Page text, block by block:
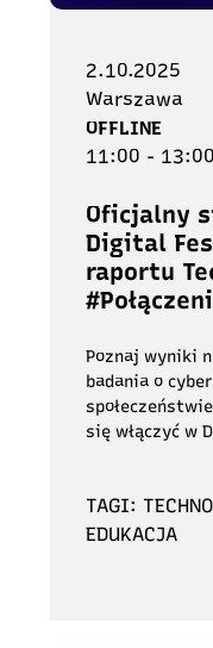
2.10.2025
Warszawa
OFFLINE
11:00 - 13:00
Oficjalny
Digital
raportu
Poznaj wyniki
badania o
się włączyć w
TAGI:
EDUKACJA